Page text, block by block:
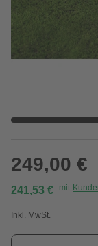
249,00 €
241,53 € mit
Inkl. MwSt.